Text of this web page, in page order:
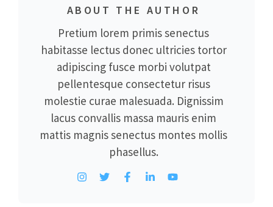
ABOUT THE AUTHOR
Pretium lorem primis senectus
habitasse lectus donec ultricies tortor
adipiscing fusce morbi volutpat
pellentesque consectetur risus
molestie curae malesuada. Dignissim
lacus convallis massa mauris enim
mattis magnis senectus montes mollis
phasellus.